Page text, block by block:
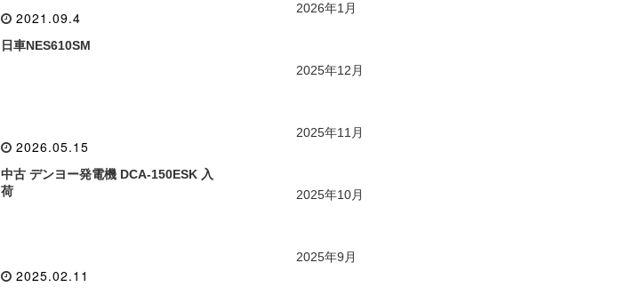
2021.09.4
日車NES610SM
2026.05.15
中古 デンヨー発電機 DCA-150ESK 入
荷
2025.02.11
2026年1月
2025年12月
2025年11月
2025年10月
2025年9月